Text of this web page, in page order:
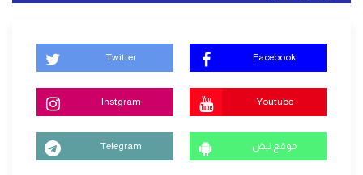
Twitter Facebook
Instgram Youtube
Telegram موقع نبض